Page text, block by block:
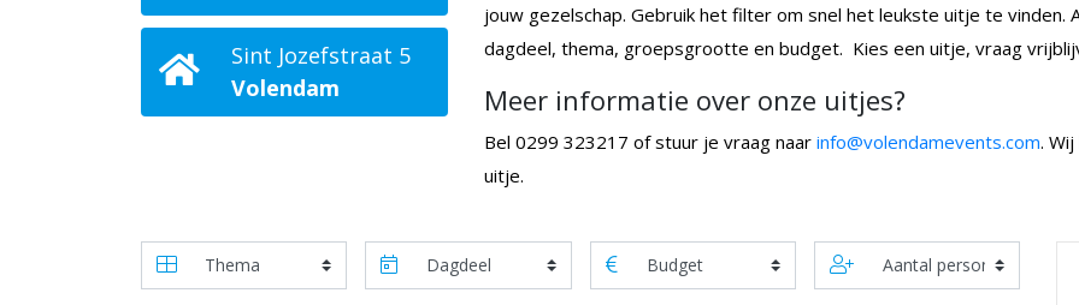
Sint Jozefstraat 5
Volendam
jouw gezelschap. Gebruik het filter om snel het leukste uitje te vinden.
dagdeel, thema, groepsgrootte en budget. Kies een uitje, vraag
Meer informatie over onze uitjes?
Bel 0299 323217 of stuur je vraag naar info@volendamevents.com.
uitje.